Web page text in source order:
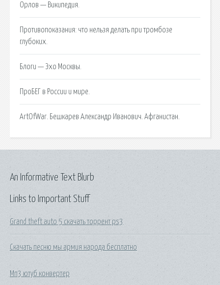
Орлов — Википедия.
Противопоказания: что нельзя делать при тромбозе
глубоких.
Блоги — Эхо Москвы.
ПроБЕГ в России и мире.
ArtOfWar. Бешкарев Александр Иванович. Афганистан.
Links to Important Stuff
Grand theft auto 5 скачать торрент ps3
Скачать песню мы армия народа бесплатно
Мп3 ютуб конвертер
An Informative Text Blurb